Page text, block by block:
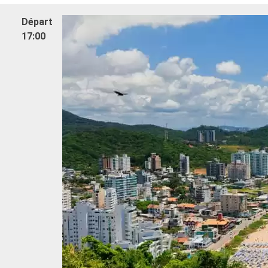
de Spécialités sélectionné
varié de spectacles de style
sportifs de plein-air
équipée avec vue
divertissements pour
pour enfants
multilingue
- Horaire de dîner libre avec
un restaurant dédié ou une
prépayé
SPORT ET
- Programme varié de
Broadway
- Espace piscine
- Equipements sportifs de
- Salle de sport équipée avec
panoramique
- Activités et
adultes, enfants et bébés
- Activités récréatives pour
DÉTENTE & BIEN-ÊTRE
- Accès gratuit au Top
- Accessoires bien-être dans
cabine (comprenant peignoir
chaussons)
- Menu d'oreillers
- Accès à l'espace thermal
Départ
17:00